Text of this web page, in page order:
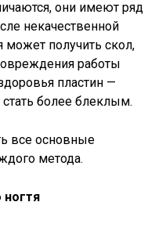
они имеют ряд
некачественной
может получить скол,
работы
пластин —
более блеклым.
все основные
метода.
ногтя